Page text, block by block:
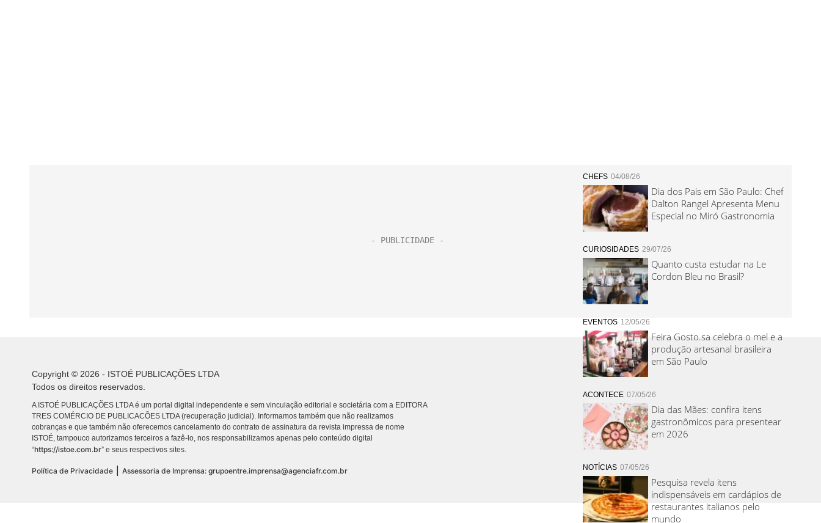
CHEFS 04/08/26
Dia dos Pais em São Paulo: Chef
Dalton Rangel Apresenta Menu
Especial no Miró Gastronomia
CURIOSIDADES 29/07/26
Quanto custa estudar na Le
Cordon Bleu no Brasil?
EVENTOS 12/05/26
Feira Gosto.sa celebra o mel e a
produção artesanal brasileira
em São Paulo
ACONTECE 07/05/26
Dia das Mães: confira itens
gastronômicos para presentear
em 2026
NOTÍCIAS 07/05/26
Pesquisa revela itens
indispensáveis em cardápios de
restaurantes italianos pelo
mundo
Copyright © 2026 - ISTOÉ PUBLICAÇÕES LTDA
Todos os direitos reservados.
A ISTOÉ PUBLICAÇÕES LTDA é um portal digital independente e sem vinculação editorial e societária com a EDITORA
TRES COMÉRCIO DE PUBLICACÕES LTDA (recuperação judicial). Informamos também que não realizamos
cobranças e que também não oferecemos cancelamento do contrato de assinatura da revista impressa de nome
ISTOÉ, tampouco autorizamos terceiros a fazê-lo, nos responsabilizamos apenas pelo conteúdo digital
“https://istoe.com.br” e seus respectivos sites.
Política de Privacidade Assessoria de Imprensa: grupoentre.imprensa@agenciafr.com.br